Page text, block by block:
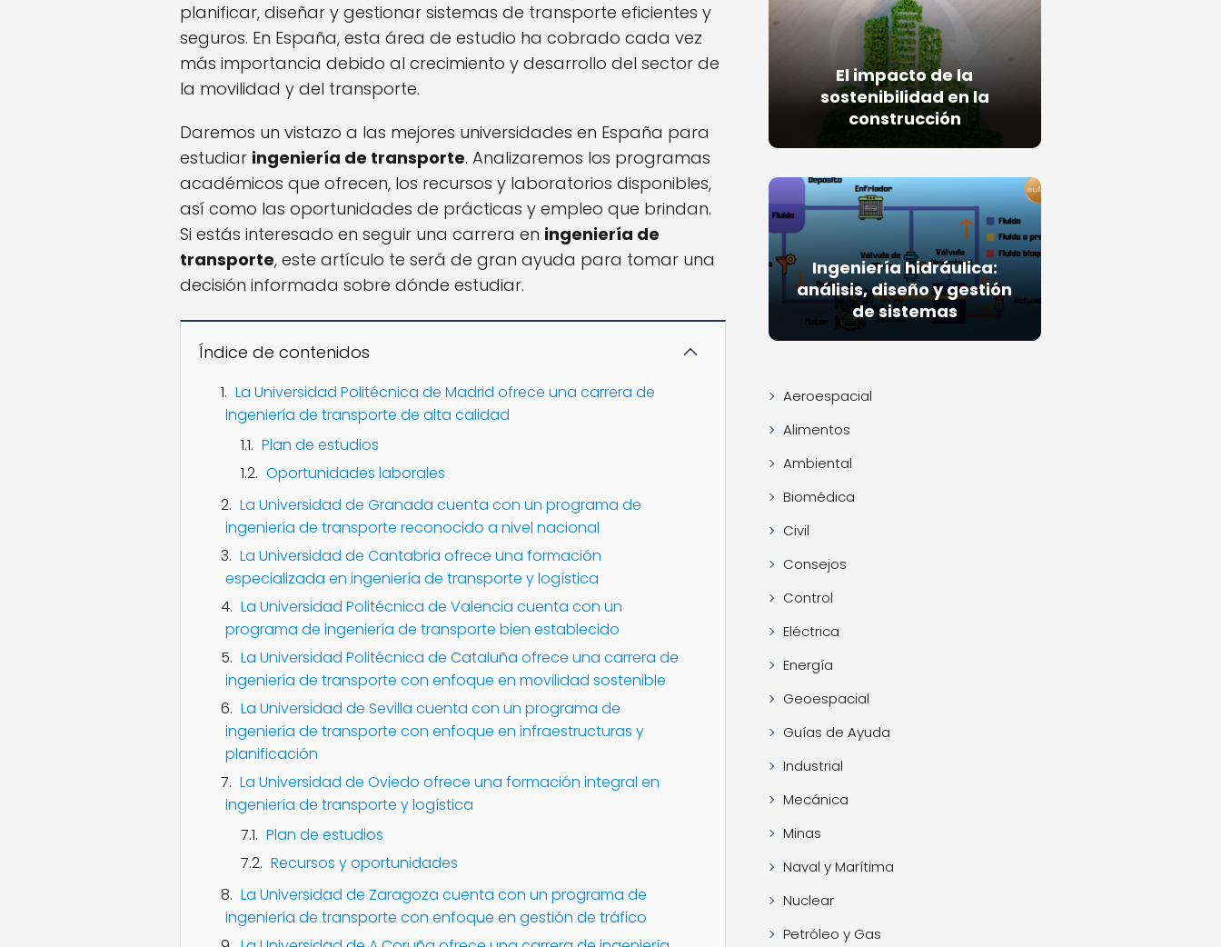
planificar, diseñar y gestionar sistemas de transporte eficientes y
seguros. En España, esta área de estudio ha cobrado cada vez
más importancia debido al crecimiento y desarrollo del sector de
la movilidad y del transporte.
Daremos un vistazo a las mejores universidades en España para
estudiar ingeniería de transporte. Analizaremos los programas
académicos que ofrecen, los recursos y laboratorios disponibles,
así como las oportunidades de prácticas y empleo que brindan.
Si estás interesado en seguir una carrera en ingeniería de
transporte, este artículo te será de gran ayuda para tomar una
decisión informada sobre dónde estudiar.
Índice de contenidos
La Universidad Politécnica de Madrid ofrece una carrera de
ingeniería de transporte de alta calidad
Plan de estudios
Oportunidades laborales
La Universidad de Granada cuenta con un programa de
ingeniería de transporte reconocido a nivel nacional
La Universidad de Cantabria ofrece una formación
especializada en ingeniería de transporte y logística
La Universidad Politécnica de Valencia cuenta con un
programa de ingeniería de transporte bien establecido
La Universidad Politécnica de Cataluña ofrece una carrera de
ingeniería de transporte con enfoque en movilidad sostenible
La Universidad de Sevilla cuenta con un programa de
ingeniería de transporte con enfoque en infraestructuras y
planificación
La Universidad de Oviedo ofrece una formación integral en
ingeniería de transporte y logística
Plan de estudios
Recursos y oportunidades
La Universidad de Zaragoza cuenta con un programa de
ingeniería de transporte con enfoque en gestión de tráfico
El impacto de la
sostenibilidad en la
construcción
Ingeniería hidráulica:
análisis, diseño y gestión
de sistemas
Aeroespacial
Alimentos
Ambiental
Biomédica
Civil
Consejos
Control
Eléctrica
Energía
Geoespacial
Guías de Ayuda
Industrial
Mecánica
Minas
Naval y Marítima
Nuclear
Petróleo y Gas